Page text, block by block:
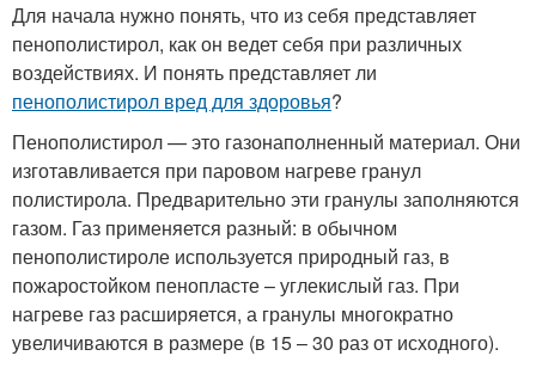
Для начала нужно понять, что из себя представляет
пенополистирол, как он ведет себя при различных
воздействиях. И понять представляет ли
пенополистирол вред для здоровья?
Пенополистирол — это газонаполненный материал. Они
изготавливается при паровом нагреве гранул
полистирола. Предварительно эти гранулы заполняются
газом. Газ применяется разный: в обычном
пенополистироле используется природный газ, в
пожаростойком пенопласте – углекислый газ. При
нагреве газ расширяется, а гранулы многократно
увеличиваются в размере (в 15 – 30 раз от исходного).